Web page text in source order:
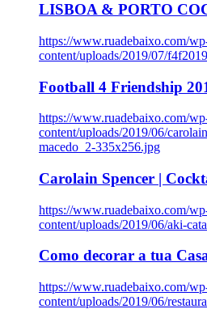
LISBOA & PORTO
https://www.ruadebaixo.com/
content/uploads/2019/07/
Football 4 Friendship
https://www.ruadebaixo.com/
content/uploads/2019/06/
macedo_2-335x256.jpg
Carolain Spencer |
https://www.ruadebaixo.com/
content/uploads/2019/06/aki-
Como decorar a tua
https://www.ruadebaixo.com/
content/uploads/2019/06/